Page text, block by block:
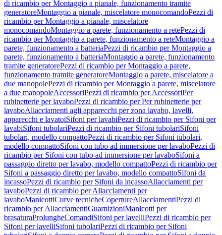
di ricambio per Montaggio a pianale, funzionamento tramite
generatoreMontaggio a pianale, miscelatore monocomandoPezzi di
ricambio per Montaggio a pianale, miscelatore
monocomandoMontaggio a parete, funzionamento a retePezzi di
ricambio per Montaggio a parete, funzionamento a reteMontaggio a
parete, funzionamento a batteriaPezzi di ricambio per Montaggio a
parete, funzionamento a batteriaMontaggio a parete, funzionamento
tramite generatorePezzi di ricambio per Montaggio a parete,
funzionamento tramite generatoreMontaggio a parete, miscelatore a
due manopolePezzi di ricambio per Montaggio a parete, miscelatore
a due manopoleAccessoriPezzi di ricambio per AccessoriPer
rubinetterie per lavaboPezzi di ricambio per Per rubinetterie per
lavaboAllacciamenti agli apparecchi per zona lavabo, lavelli,
apparecchi e lavatoiSifoni per lavabiPezzi di ricambio per Sifoni per
lavabiSifoni tubolariPezzi di ricambio per Sifoni tubolariSifoni
tubolari, modello compattoPezzi di ricambio per Sifoni tubolari,
modello compattoSifoni con tubo ad immersione per lavaboPezzi di
ricambio per Sifoni con tubo ad immersione per lavaboSifoni a
passaggio diretto per lavabo, modello compattoPezzi di ricambio per
Sifoni a passaggio diretto per lavabo, modello compattoSifoni da
incassoPezzi di ricambio per Sifoni da incassoAllacciamenti per
lavaboPezzi di ricambio per Allacciamenti per
lavaboManicottiCurve tecnicheCopertureAllacciamentiPezzi di
ricambio per AllacciamentiGuarnizioniManicotti per
brasaturaProlungheComandiSifoni per lavelliPezzi di ricambio per
Sifoni per lavelliSifoni tubolariPezzi di ricambio per Sifoni